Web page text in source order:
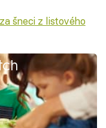
šneci z listového